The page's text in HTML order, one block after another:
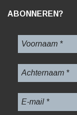
ABONNEREN?